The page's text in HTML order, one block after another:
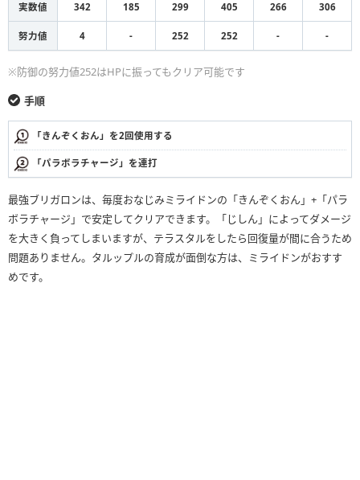
実数値 342 185 299 405 266 306
努力値 4 - 252 252 - -
※防御の努力値252はHPに振ってもクリア可能です
手順
「きんぞくおん」を2回使用する
「パラボラチャージ」を連打
最強ブリガロンは、毎度おなじみミライドンの「きんぞくおん」+「パラ
ボラチャージ」で安定してクリアできます。「じしん」によってダメージ
を大きく負ってしまいますが、テラスタルをしたら回復量が間に合うため
問題ありません。タルップルの育成が面倒な方は、ミライドンがおすす
めです。